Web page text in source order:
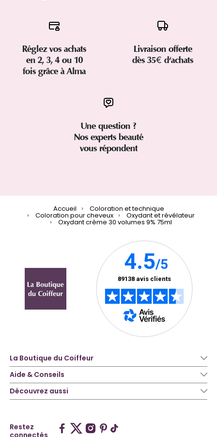
Réglez vos achats
en 2, 3, 4 ou 10
fois grâce à Alma
Livraison offerte
dès 35€ d'achats
Une question ?
Nos experts beauté
vous répondent
Accueil Coloration et technique
Coloration pour cheveux Oxydant et révélateur
Oxydant crème 30 volumes 9% 75ml
La Boutique du Coiffeur
Aide & Conseils
Découvrez aussi
Restez
connectés